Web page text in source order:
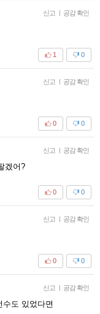
신고 | 공감 확인
0
1
신고 | 공감 확인
0
0
신고 | 공감 확인
겠어?
0
0
신고 | 공감 확인
0
0
신고 | 공감 확인
도 있었다면